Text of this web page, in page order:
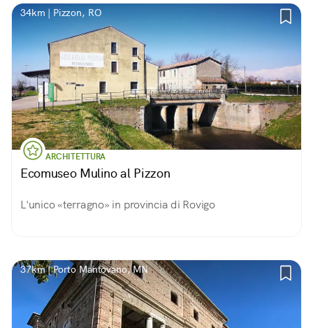
34km | Pizzon, RO
ARCHITETTURA
Ecomuseo Mulino al Pizzon
L'unico «terragno» in provincia di Rovigo
37km | Porto Mantovano, MN